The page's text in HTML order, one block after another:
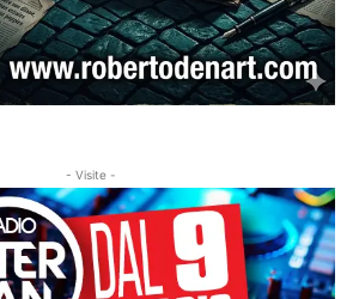
- Visite -